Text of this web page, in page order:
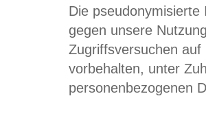
Die
gegen unsere
Zugriffsversuchen
vorbehalten, unter
personenbezogenen